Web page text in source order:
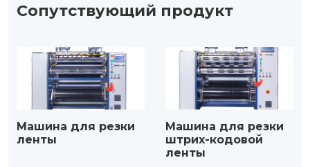
Сопутствующий продукт
Машина для резки
ленты
Машина для резки
штрих-кодовой
ленты